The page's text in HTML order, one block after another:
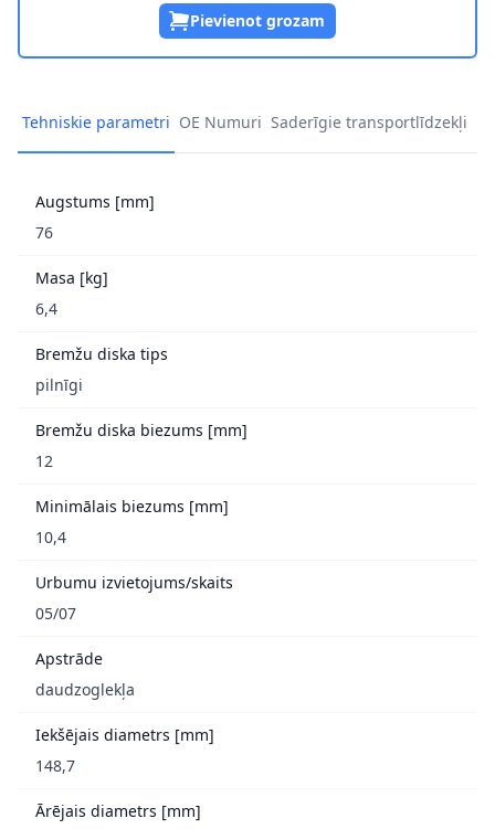
Pievienot grozam
Tehniskie parametri OE Numuri Saderīgie transportlīdzekļi
Augstums [mm]
76
Masa [kg]
6,4
Bremžu diska tips
pilnīgi
Bremžu diska biezums [mm]
12
Minimālais biezums [mm]
10,4
Urbumu izvietojums/skaits
05/07
Apstrāde
daudzoglekļa
Iekšējais diametrs [mm]
148,7
Ārējais diametrs [mm]